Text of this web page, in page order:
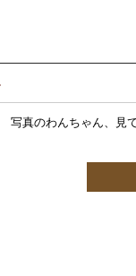
写真のわんちゃん、見